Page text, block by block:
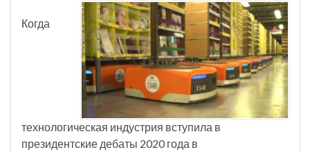
Когда
технологическая индустрия вступила в
президентские дебаты 2020 года в